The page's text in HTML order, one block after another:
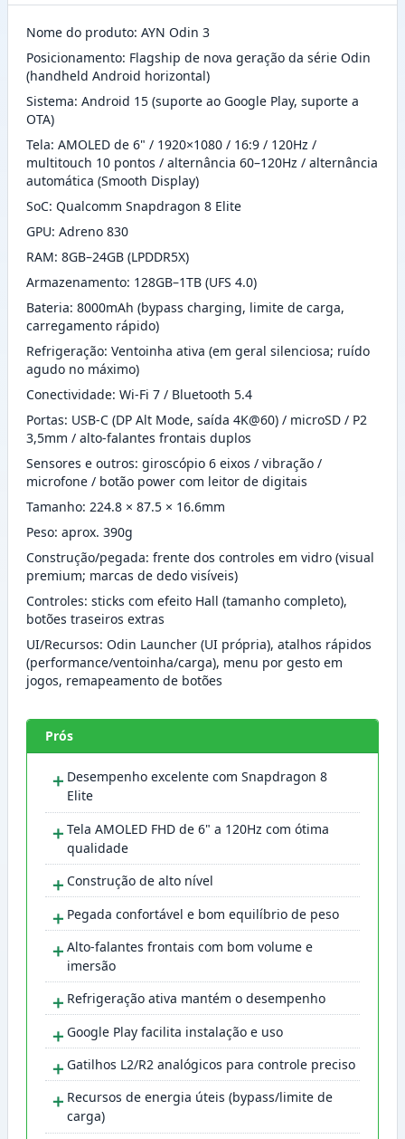
Nome do produto: AYN Odin 3
Posicionamento: Flagship de nova geração da série Odin
(handheld Android horizontal)
Sistema: Android 15 (suporte ao Google Play, suporte a
OTA)
Tela: AMOLED de 6" / 1920×1080 / 16:9 / 120Hz /
multitouch 10 pontos / alternância 60–120Hz / alternância
automática (Smooth Display)
SoC: Qualcomm Snapdragon 8 Elite
GPU: Adreno 830
RAM: 8GB–24GB (LPDDR5X)
Armazenamento: 128GB–1TB (UFS 4.0)
Bateria: 8000mAh (bypass charging, limite de carga,
carregamento rápido)
Refrigeração: Ventoinha ativa (em geral silenciosa; ruído
agudo no máximo)
Conectividade: Wi-Fi 7 / Bluetooth 5.4
Portas: USB-C (DP Alt Mode, saída 4K@60) / microSD / P2
3,5mm / alto-falantes frontais duplos
Sensores e outros: giroscópio 6 eixos / vibração /
microfone / botão power com leitor de digitais
Tamanho: 224.8 × 87.5 × 16.6mm
Peso: aprox. 390g
Construção/pegada: frente dos controles em vidro (visual
premium; marcas de dedo visíveis)
Controles: sticks com efeito Hall (tamanho completo),
botões traseiros extras
UI/Recursos: Odin Launcher (UI própria), atalhos rápidos
(performance/ventoinha/carga), menu por gesto em
jogos, remapeamento de botões
Prós
＋ Desempenho excelente com Snapdragon 8
Elite
＋ Tela AMOLED FHD de 6" a 120Hz com ótima
qualidade
＋ Construção de alto nível
＋ Pegada confortável e bom equilíbrio de peso
＋ Alto-falantes frontais com bom volume e
imersão
＋ Refrigeração ativa mantém o desempenho
＋ Google Play facilita instalação e uso
＋ Gatilhos L2/R2 analógicos para controle preciso
＋ Recursos de energia úteis (bypass/limite de
carga)